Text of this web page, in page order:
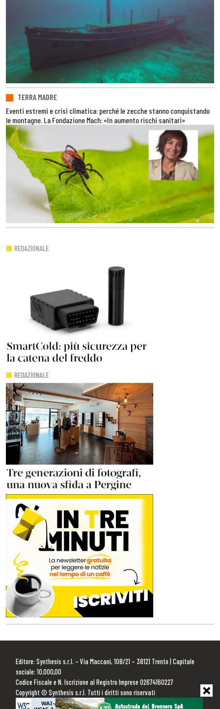
TERRA MADRE
Eventi estremi e crisi climatica: perché le zecche stanno conquistando
le montagne. La Fondazione Mach: «In aumento rischi sanitari»
Editore: Synthesis s.r.l. – Via Maccani, 108/21 – 38121 Trento | Capitale
sociale: 10.000,00
Codice Fiscale e N. Iscrizione al Registro Imprese 02674160227
Copyright © Synthesis s.r.l. Tutti i diritti sono riservati